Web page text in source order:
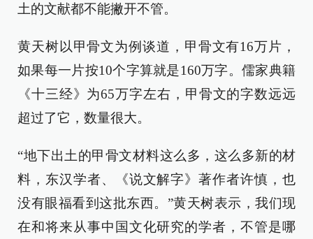
土的文献都不能撇开不管。
黄天树以甲骨文为例谈道，甲骨文有16万片，
如果每一片按10个字算就是160万字。儒家典籍
《十三经》为65万字左右，甲骨文的字数远远
超过了它，数量很大。
“地下出土的甲骨文材料这么多，这么多新的材
料，东汉学者、《说文解字》著作者许慎，也
没有眼福看到这批东西。”黄天树表示，我们现
在和将来从事中国文化研究的学者，不管是哪